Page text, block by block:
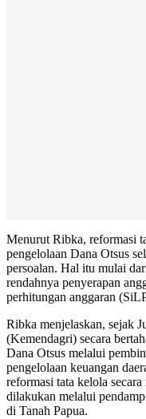
Menurut Ribka, reformasi
pengelolaan Dana Otsus
persoalan. Hal itu mulai
rendahnya penyerapan
perhitungan anggaran
Ribka menjelaskan, sejak
(Kemendagri) secara
Dana Otsus melalui
pengelolaan keuangan
reformasi tata kelola
dilakukan melalui
di Tanah Papua.